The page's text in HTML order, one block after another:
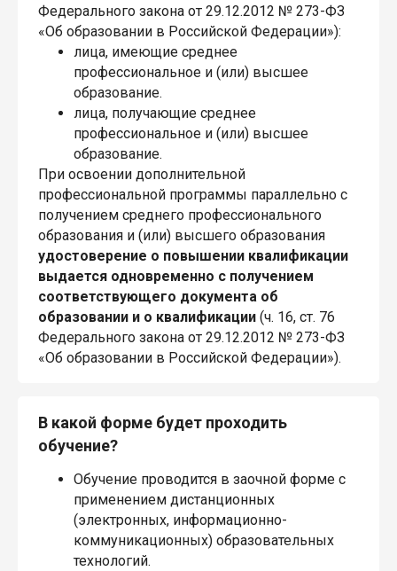
Федерального закона от 29.12.2012 № 273-ФЗ
«Об образовании в Российской Федерации»):
лица, имеющие среднее
профессиональное и (или) высшее
образование.
лица, получающие среднее
профессиональное и (или) высшее
образование.
При освоении дополнительной
профессиональной программы параллельно с
получением среднего профессионального
образования и (или) высшего образования
удостоверение о повышении квалификации
выдается одновременно с получением
соответствующего документа об
образовании и о квалификации (ч. 16, ст. 76
Федерального закона от 29.12.2012 № 273-ФЗ
«Об образовании в Российской Федерации»).
В какой форме будет проходить
обучение?
Обучение проводится в заочной форме с
применением дистанционных
(электронных, информационно-
коммуникационных) образовательных
технологий.